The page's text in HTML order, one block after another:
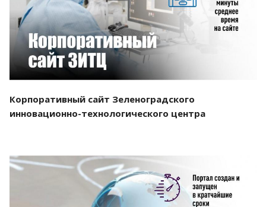
Корпоративный сайт Зеленоградского
инновационно-технологического центра